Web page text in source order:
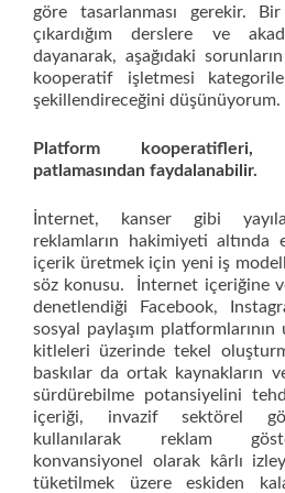
göre tasarlanması gerekir.
çıkardığım derslere ve
dayanarak, aşağıdaki
kooperatif işletmesi
şekillendireceğini düşünüyorum.
Platform kooperatifleri,
patlamasından faydalanabilir.
İnternet, kanser gibi
reklamların hakimiyeti
içerik üretmek için yeni iş
söz konusu. İnternet içeriğine
denetlendiği Facebook,
sosyal paylaşım platformlarının
kitleleri üzerinde tekel
baskılar da ortak kaynakların
sürdürebilme potansiyelini
içeriği, invazif sektörel
kullanılarak reklam
konvansiyonel olarak kârlı
tüketilmek üzere eskiden